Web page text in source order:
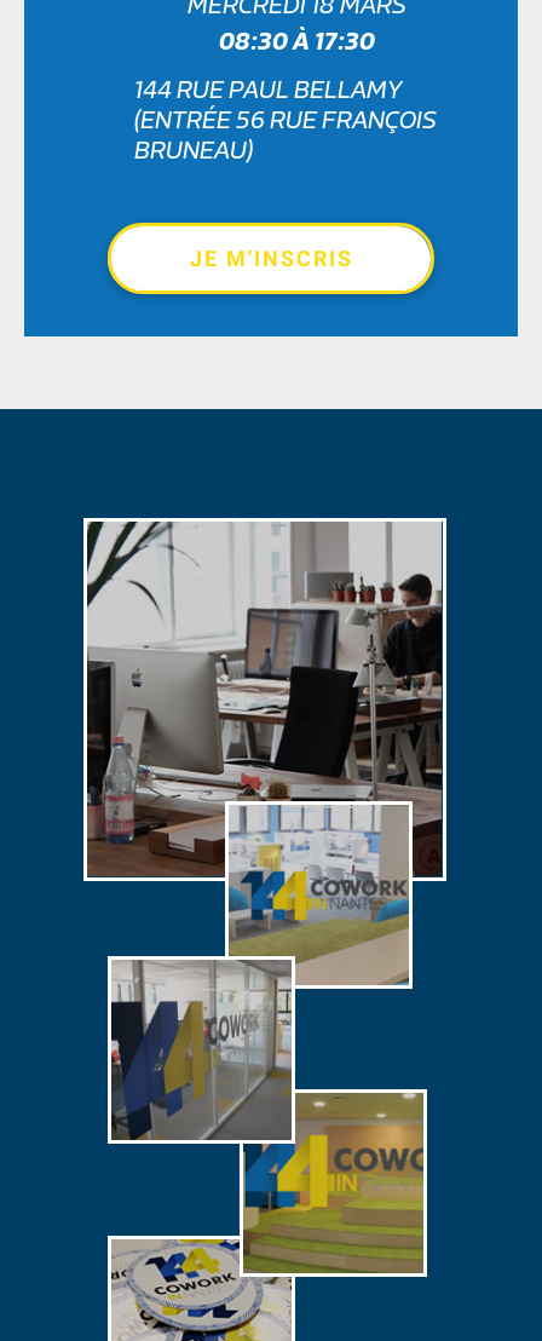
MERCREDI 18 MARS
08:30 À 17:30
144 RUE PAUL BELLAMY
(ENTRÉE 56 RUE FRANÇOIS
BRUNEAU)
JE M'INSCRIS